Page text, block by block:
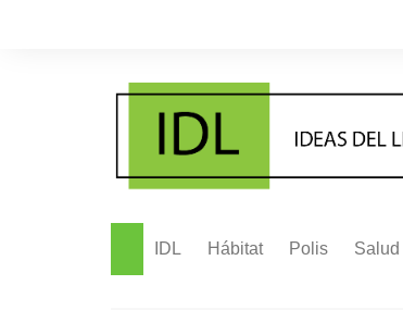
IDL Hábitat Polis Salud